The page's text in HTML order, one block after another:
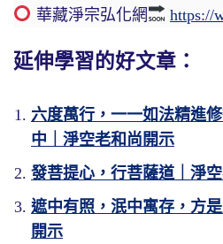
華藏淨宗弘化網
https://
延伸學習的好文章：
六度萬行，一一如法精進
中｜淨空老和尚開示
發菩提心，行菩薩道｜淨
遮中有照，泯中寓存，方
開示